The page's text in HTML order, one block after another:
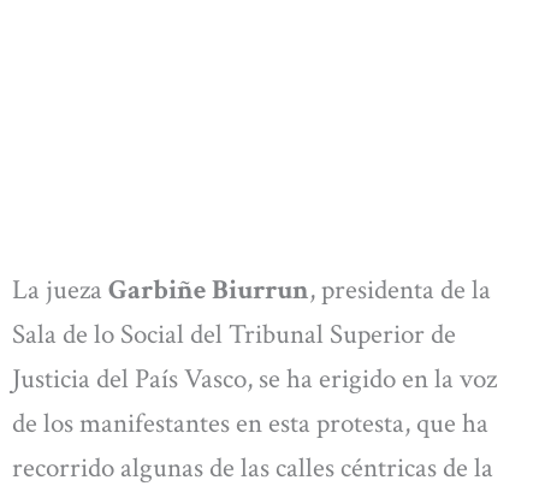
La jueza Garbiñe Biurrun, presidenta de la
Sala de lo Social del Tribunal Superior de
Justicia del País Vasco, se ha erigido en la voz
de los manifestantes en esta protesta, que ha
recorrido algunas de las calles céntricas de la